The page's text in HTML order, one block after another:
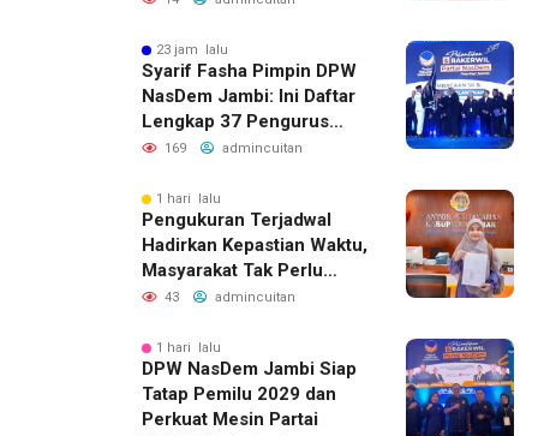
23 jam lalu
Syarif Fasha Pimpin DPW
NasDem Jambi: Ini Daftar
Lengkap 37 Pengurus
Barunya
169 admincuitan
1 hari lalu
Pengukuran Terjadwal
Hadirkan Kepastian Waktu,
Masyarakat Tak Perlu
Lama Menunggu Layanan
43 admincuitan
1 hari lalu
DPW NasDem Jambi Siap
Tatap Pemilu 2029 dan
Perkuat Mesin Partai